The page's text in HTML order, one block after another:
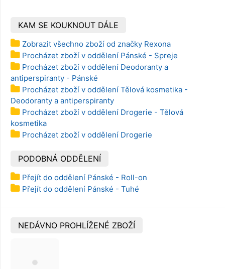
KAM SE KOUKNOUT DÁLE
Zobrazit všechno zboží od značky Rexona
Procházet zboží v oddělení Pánské - Spreje
Procházet zboží v oddělení Deodoranty a
antiperspiranty - Pánské
Procházet zboží v oddělení Tělová kosmetika -
Deodoranty a antiperspiranty
Procházet zboží v oddělení Drogerie - Tělová
kosmetika
Procházet zboží v oddělení Drogerie
PODOBNÁ ODDĚLENÍ
Přejít do oddělení Pánské - Roll-on
Přejít do oddělení Pánské - Tuhé
NEDÁVNO PROHLÍŽENÉ ZBOŽÍ